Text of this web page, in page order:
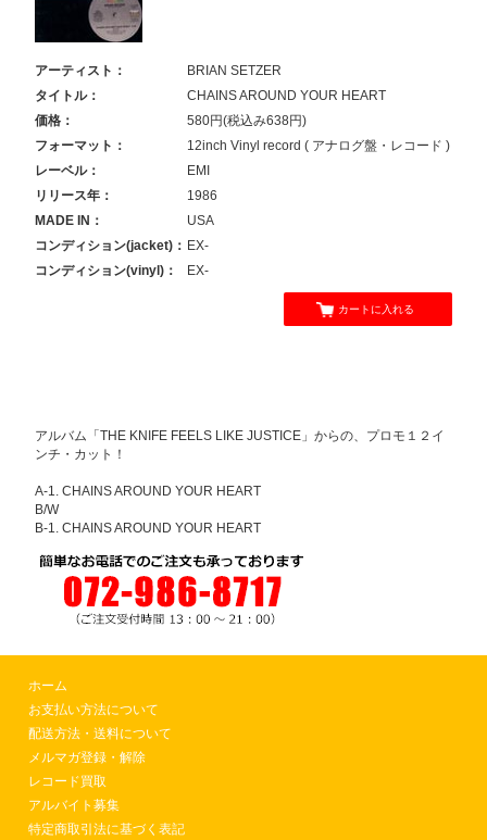
アーティスト：
BRIAN SETZER
タイトル：
CHAINS AROUND YOUR HEART
価格：
580円(税込み638円)
フォーマット：
12inch Vinyl record ( アナログ盤・レコード )
レーベル：
EMI
リリース年：
1986
MADE IN：
USA
コンディション(jacket)： EX-
コンディション(vinyl)：
EX-
カートに入れる
アルバム「THE KNIFE FEELS LIKE JUSTICE」からの、プロモ１２イ
ンチ・カット！
A-1. CHAINS AROUND YOUR HEART
B/W
B-1. CHAINS AROUND YOUR HEART
ホーム
お支払い方法について
配送方法・送料について
メルマガ登録・解除
レコード買取
アルバイト募集
特定商取引法に基づく表記